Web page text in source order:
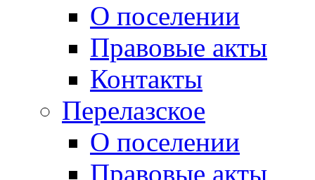
О поселении
Правовые акты
Контакты
Перелазское
О поселении
Правовые акты